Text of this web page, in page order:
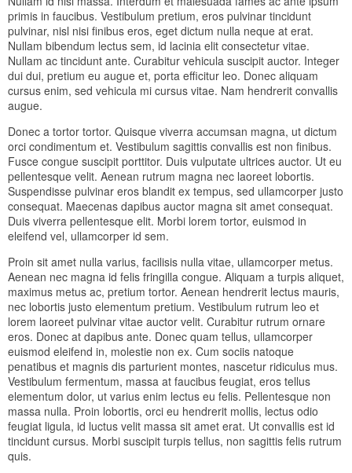
primis in faucibus. Vestibulum pretium, eros pulvinar tincidunt
pulvinar, nisl nisi finibus eros, eget dictum nulla neque at erat.
Nullam bibendum lectus sem, id lacinia elit consectetur vitae.
Nullam ac tincidunt ante. Curabitur vehicula suscipit auctor. Integer
dui dui, pretium eu augue et, porta efficitur leo. Donec aliquam
cursus enim, sed vehicula mi cursus vitae. Nam hendrerit convallis
augue.
Donec a tortor tortor. Quisque viverra accumsan magna, ut dictum
orci condimentum et. Vestibulum sagittis convallis est non finibus.
Fusce congue suscipit porttitor. Duis vulputate ultrices auctor. Ut eu
pellentesque velit. Aenean rutrum magna nec laoreet lobortis.
Suspendisse pulvinar eros blandit ex tempus, sed ullamcorper justo
consequat. Maecenas dapibus auctor magna sit amet consequat.
Duis viverra pellentesque elit. Morbi lorem tortor, euismod in
eleifend vel, ullamcorper id sem.
Proin sit amet nulla varius, facilisis nulla vitae, ullamcorper metus.
Aenean nec magna id felis fringilla congue. Aliquam a turpis aliquet,
maximus metus ac, pretium tortor. Aenean hendrerit lectus mauris,
nec lobortis justo elementum pretium. Vestibulum rutrum leo et
lorem laoreet pulvinar vitae auctor velit. Curabitur rutrum ornare
eros. Donec at dapibus ante. Donec quam tellus, ullamcorper
euismod eleifend in, molestie non ex. Cum sociis natoque
penatibus et magnis dis parturient montes, nascetur ridiculus mus.
Vestibulum fermentum, massa at faucibus feugiat, eros tellus
elementum dolor, ut varius enim lectus eu felis. Pellentesque non
massa nulla. Proin lobortis, orci eu hendrerit mollis, lectus odio
feugiat ligula, id luctus velit massa sit amet erat. Ut convallis est id
tincidunt cursus. Morbi suscipit turpis tellus, non sagittis felis rutrum
quis.